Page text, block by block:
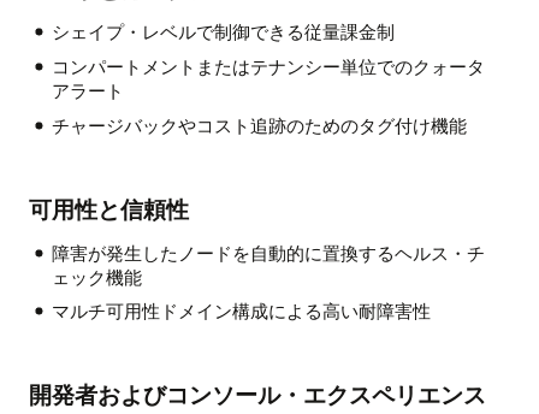
シェイプ・レベルで制御できる従量課金制
コンパートメントまたはテナンシー単位でのクォータ
アラート
チャージバックやコスト追跡のためのタグ付け機能
可用性と信頼性
障害が発生したノードを自動的に置換するヘルス・チ
ェック機能
マルチ可用性ドメイン構成による高い耐障害性
開発者およびコンソール・エクスペリエンス